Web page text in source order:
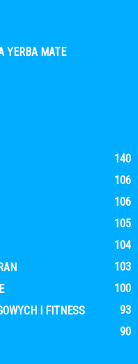
YERBA MATE
140
106
106
105
104
103
100
I FITNESS
93
90